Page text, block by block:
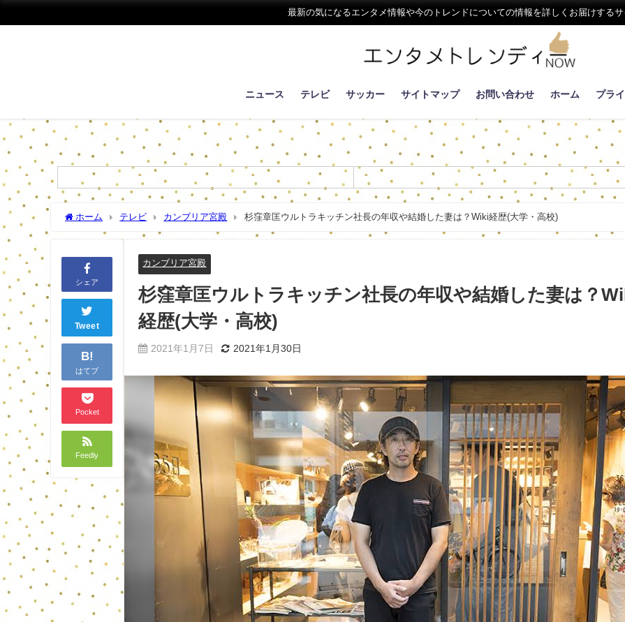
最新の気になるエンタメ情報や今のトレンドについての情報を詳しくお届けするサ
ニュース テレビ サッカー サイトマップ お問い合わせ ホーム プラ
ホーム テレビ カンブリア宮殿 杉窪章匡ウルトラキッチン社長の年収や結婚した妻は？Wiki経歴(大学・高校)
シェア
Tweet
B!
はてブ
Pocket
Feedly
カンブリア宮殿
杉窪章匡ウルトラキッチン社長の年収や結婚した妻は？
経歴(大学・高校)
2021年1月7日 2021年1月30日